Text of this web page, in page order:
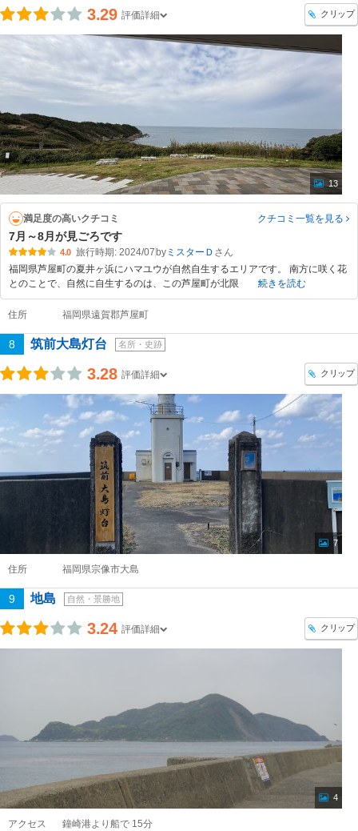
3.29 評価詳細 クリップ
13
満足度の高いクチコミ クチコミ一覧を見る
7月～8月が見ごろです
4.0 旅行時期: 2024/07 byミスターＤ
福岡県芦屋町の夏井ヶ浜にハマユウが自然自生するエリアです。 南方に咲く花
とのことで、自然に自生するのは、この芦屋町が北限
続きを読む
住所 福岡県遠賀郡芦屋町
8 筑前大島灯台 名所・史跡
3.28 評価詳細 クリップ
7
住所 福岡県宗像市大島
9 地島 自然・景勝地
3.24 評価詳細 クリップ
4
アクセス 鐘崎港より船で 15分